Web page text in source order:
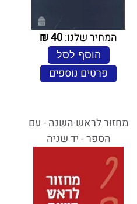
המחיר שלנו:40
₪
הוסף לסל
פרטים נוספים
מחזור לראש השנה - עם
הספר - יד שניה